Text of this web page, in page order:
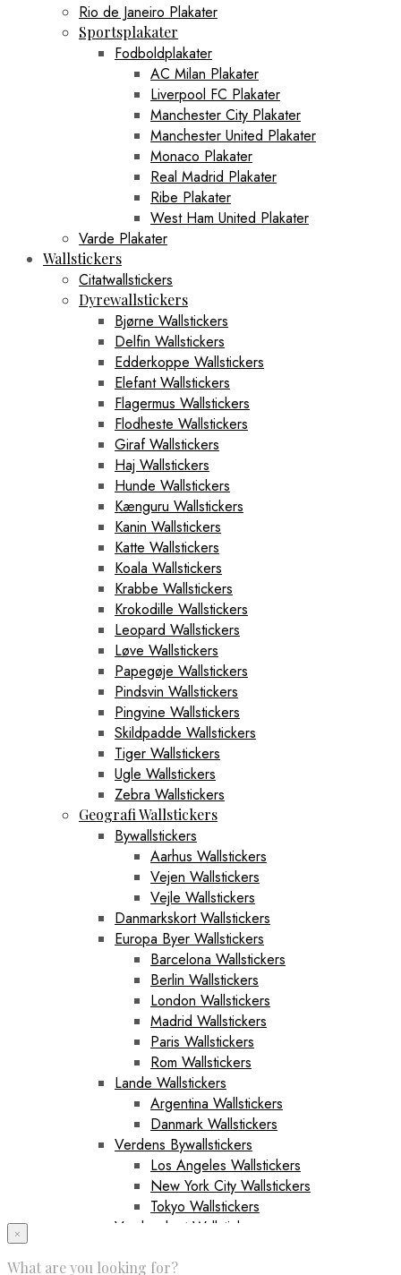
Rio de Janeiro Plakater
Sportsplakater
Fodboldplakater
AC Milan Plakater
Liverpool FC Plakater
Manchester City Plakater
Manchester United Plakater
Monaco Plakater
Real Madrid Plakater
Ribe Plakater
West Ham United Plakater
Varde Plakater
Wallstickers
Citatwallstickers
Dyrewallstickers
Bjørne Wallstickers
Delfin Wallstickers
Edderkoppe Wallstickers
Elefant Wallstickers
Flagermus Wallstickers
Flodheste Wallstickers
Giraf Wallstickers
Haj Wallstickers
Hunde Wallstickers
Kænguru Wallstickers
Kanin Wallstickers
Katte Wallstickers
Koala Wallstickers
Krabbe Wallstickers
Krokodille Wallstickers
Leopard Wallstickers
Løve Wallstickers
Papegøje Wallstickers
Pindsvin Wallstickers
Pingvine Wallstickers
Skildpadde Wallstickers
Tiger Wallstickers
Ugle Wallstickers
Zebra Wallstickers
Geografi Wallstickers
Bywallstickers
Aarhus Wallstickers
Vejen Wallstickers
Vejle Wallstickers
Danmarkskort Wallstickers
Europa Byer Wallstickers
Barcelona Wallstickers
Berlin Wallstickers
London Wallstickers
Madrid Wallstickers
Paris Wallstickers
Rom Wallstickers
Lande Wallstickers
Argentina Wallstickers
Danmark Wallstickers
Verdens Bywallstickers
Los Angeles Wallstickers
New York City Wallstickers
Tokyo Wallstickers
Verdenskort Wallstickers
Fodboldwallstickers
×
What are you looking for?